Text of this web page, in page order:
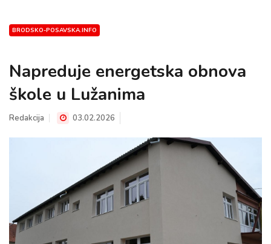
BRODSKO-POSAVSKA.INFO
Napreduje energetska obnova
škole u Lužanima
Redakcija 03.02.2026